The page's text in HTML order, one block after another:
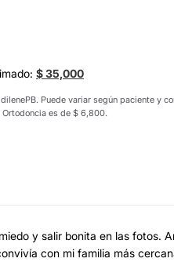
$ 35,000
Puede variar según paciente y
es de $ 6,800.
y salir bonita en las fotos.
con mi familia más